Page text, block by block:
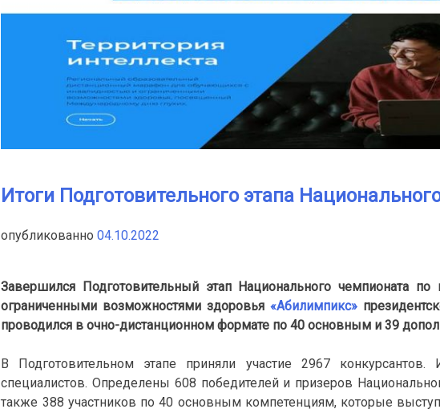
Итоги Подготовительного этапа
опубликованно04.10.2022
Завершился Подготовительный этап Национального чемпионата
ограниченными возможностями здоровья«Абилимпикс»
проводился в очно-дистанционном формате по 40 основным и 39
В Подготовительном этапе приняли участие 2967
специалистов. Определены 608 победителей и призеров
также 388 участников по 40 основным компетенциям, которые